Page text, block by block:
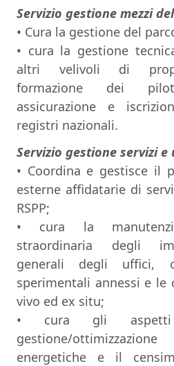
Servizio gestione mezzi
• Cura la gestione del
• cura la gestione
altri velivoli di
formazione dei
assicurazione e
registri nazionali.
Servizio gestione servizi e
• Coordina e gestisce il
esterne affidatarie di
RSPP;
• cura la
straordinaria degli
generali degli uffici,
sperimentali annessi e le
vivo ed ex situ;
• cura gli aspetti
gestione/
energetiche e il